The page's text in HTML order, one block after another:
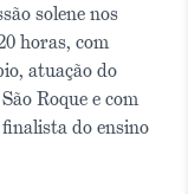
solene nos
horas, com
atuação do
Roque e com
do ensino